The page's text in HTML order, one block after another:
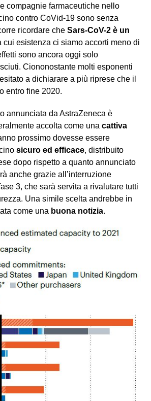
compagnie farmaceutiche nello
contro CoVid-19 sono senza
ricordare che Sars-CoV-2 è un
cui esistenza ci siamo accorti meno di
sono ancora oggi solo
Ciononostante molti esponenti
a dichiarare a più riprese che il
entro fine 2020.
annunciata da AstraZeneca è
accolta come una cattiva
prossimo dovesse essere
sicuro ed efficace, distribuito
dopo rispetto a quanto annunciato
anche grazie all’interruzione
3, che sarà servita a rivalutare tutti
Una simile scelta andrebbe in
come una buona notizia.